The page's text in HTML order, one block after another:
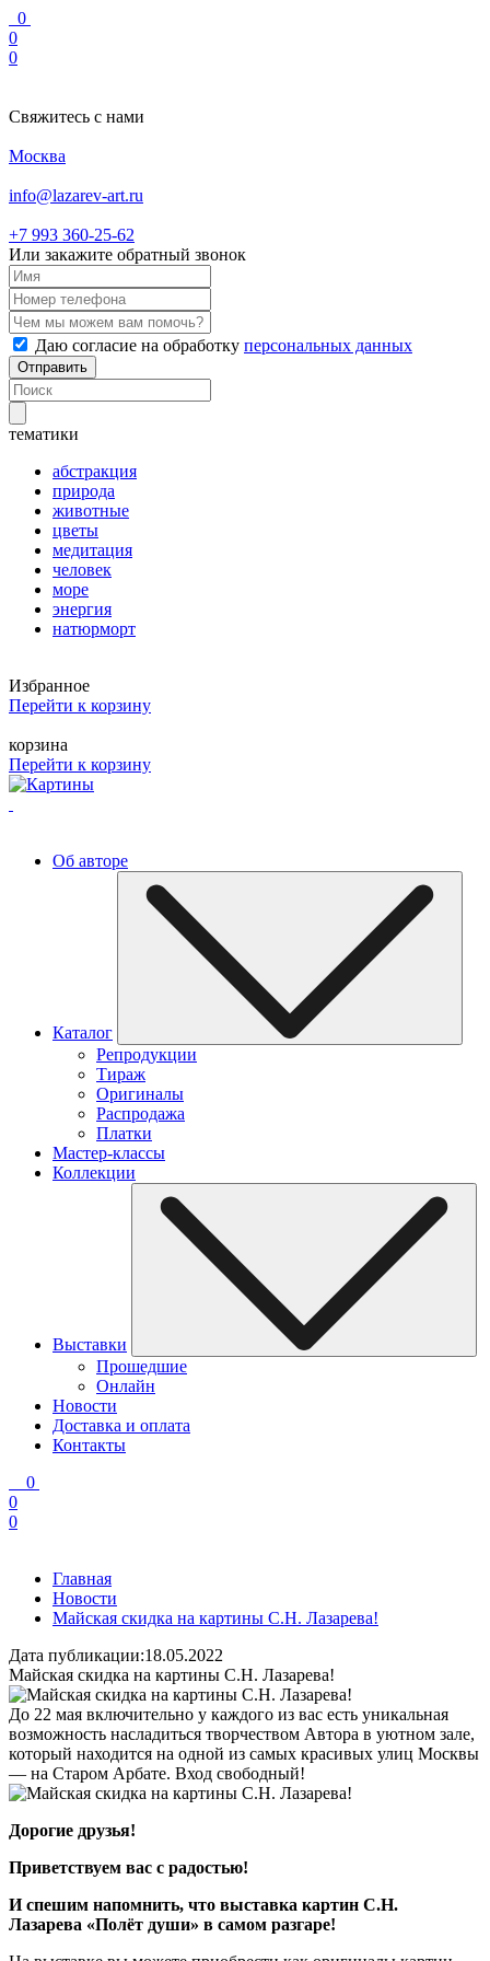
0
0
0
Свяжитесь с нами
Москва
info@lazarev-art.ru
+7 993 360‑25‑62
Или закажите обратный звонок
Даю согласие на обработку персональных данных
Отправить
тематики
абстракция
природа
животные
цветы
медитация
человек
море
энергия
натюрморт
Избранное
Перейти к корзину
корзина
Перейти к корзину
Об авторе
Каталог
Репродукции
Тираж
Оригиналы
Распродажа
Платки
Мастер-классы
Коллекции
Выставки
Прошедшие
Онлайн
Новости
Доставка и оплата
Контакты
0
0
0
Главная
Новости
Майская скидка на картины С.Н. Лазарева!
Дата публикации:18.05.2022
Майская скидка на картины С.Н. Лазарева!
До 22 мая включительно у каждого из вас есть уникальная
возможность насладиться творчеством Автора в уютном зале,
который находится на одной из самых красивых улиц Москвы
— на Старом Арбате. Вход свободный!
Дорогие друзья!
Приветствуем вас с радостью!
И спешим напомнить, что выставка картин С.Н.
Лазарева «Полёт души» в самом разгаре!